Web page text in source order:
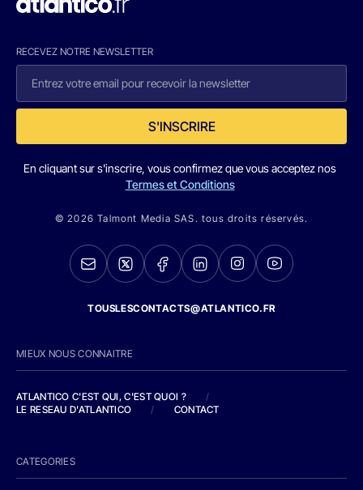
RECEVEZ NOTRE NEWSLETTER
S'INSCRIRE
En cliquant sur s'inscrire, vous confirmez que vous acceptez nos
Termes et Conditions
© 2026 Talmont Media SAS. tous droits réservés.
TOUSLESCONTACTS@ATLANTICO.FR
MIEUX NOUS CONNAITRE
ATLANTICO C'EST QUI, C'EST QUOI ?
/
LE RESEAU D'ATLANTICO
/ CONTACT
CATEGORIES